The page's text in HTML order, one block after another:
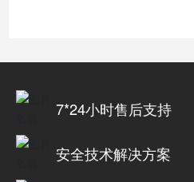
7*24小时售后支持
安全技术解决方案